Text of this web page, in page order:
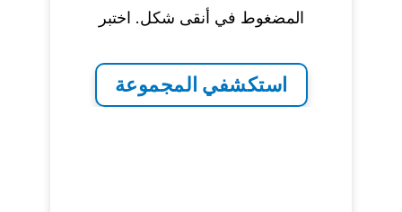
المضغوط في أنقى شكل. اختبر
استكشفي المجموعة